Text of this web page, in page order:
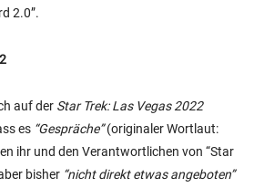
2.0”.
auf der Star Trek: Las Vegas 2022
es “Gespräche”(originaler Wortlaut:
ihr und den Verantwortlichen von “Star
bisher “nicht direkt etwas angeboten”